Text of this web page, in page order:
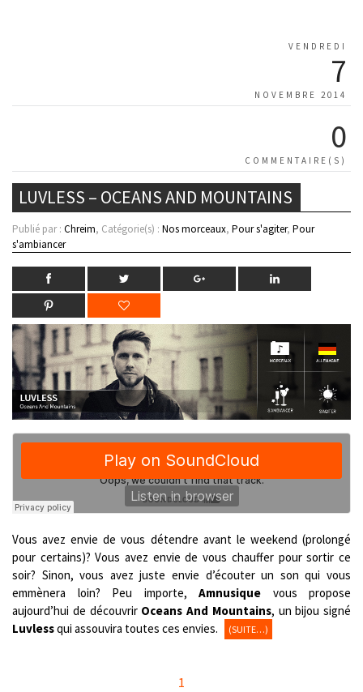
VENDREDI
7
NOVEMBRE 2014
0
COMMENTAIRE(S)
LUVLESS – OCEANS AND MOUNTAINS
Publié par : Chreim, Catégorie(s) : Nos morceaux, Pour s'agiter, Pour
s'ambiancer
Vous avez envie de vous détendre avant le weekend (prolongé
pour certains)? Vous avez envie de vous chauffer pour sortir ce
soir? Sinon, vous avez juste envie d’écouter un son qui vous
emmènera loin? Peu importe, Amnusique vous propose
aujourd’hui de découvrir Oceans And Mountains, un bijou signé
Luvlessqui assouvira toutes ces envies. (SUITE…)
1